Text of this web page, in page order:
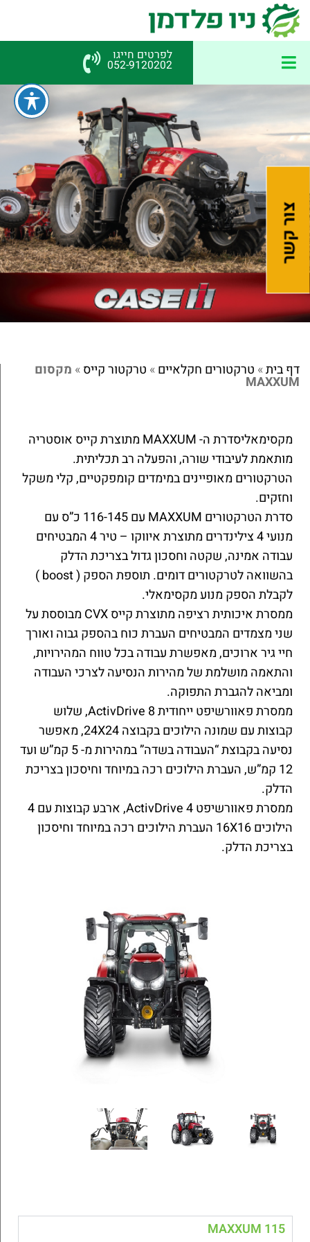
לפרטים חייגו
052-9120202
דף בית» טרקטורים חקלאיים» טרקטור קייס» מקסום
MAXXUM
מקסימאליסדרת ה- MAXXUM מתוצרת קייס אוסטריה
מותאמת לעיבודי שורה, והפעלה רב תכליתית.
הטרקטורים מאופיינים במימדים קומפקטיים, קלי משקל
וחזקים.
סדרת הטרקטורים MAXXUM עם 116-145 כ”ס עם
מנועי 4 צילינדרים מתוצרת איווקו – טיר 4 המבטיחים
עבודה אמינה, שקטה וחסכון גדול בצריכת הדלק
בהשוואה לטרקטורים דומים. תוספת הספק ( boost )
לקבלת הספק מנוע מקסימאלי.
ממסרת איכותית רציפה מתוצרת קייס CVX מבוססת על
שני מצמדים המבטיחים העברת כוח בהספק גבוה ואורך
חיי גיר ארוכים, מאפשרת עבודה בכל טווח המהירויות,
והתאמה מושלמת של מהירות הנסיעה לצרכי העבודה
ומביאה להגברת התפוקה.
ממסרת פאוורשיפט ייחודית ActivDrive 8, שלוש
קבוצות עם שמונה הילוכים בקבוצה 24X24, מאפשר
נסיעה בקבוצת “העבודה בשדה” במהירות מ- 5 קמ”ש ועד
12 קמ”ש, העברת הילוכים רכה במיוחד וחיסכון בצריכת
הדלק.
ממסרת פאוורשיפט ActivDrive 4, ארבע קבוצות עם 4
הילוכים 16X16 העברת הילוכים רכה במיוחד וחיסכון
בצריכת הדלק.
MAXXUM 115
צור קשר